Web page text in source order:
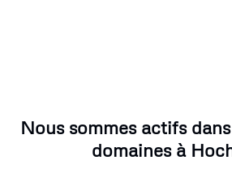
Nous sommes actifs
domaines à